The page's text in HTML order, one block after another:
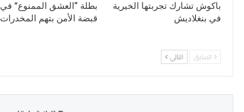
باكوش تشارك تجربتها الخيرية
في بنغلاديش
بطلة “العشق الممنوع” في
قبضة الأمن بتهم المخدرات
السابق التالي